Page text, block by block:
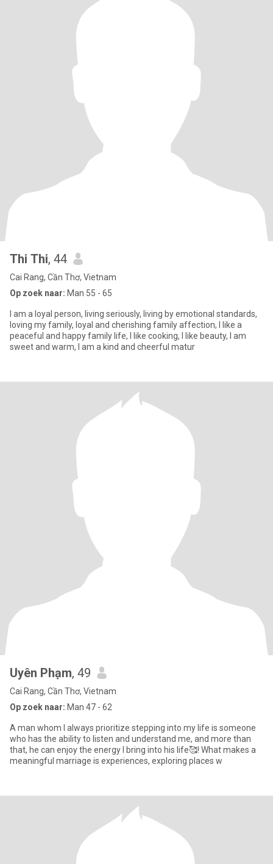
Thi Thi, 44
Cai Rang, Cần Thơ, Vietnam
Op zoek naar: Man 55 - 65
I am a loyal person, living seriously, living by emotional standards,
loving my family, loyal and cherishing family affection, I like a
peaceful and happy family life, I like cooking, I like beauty, I am
sweet and warm, I am a kind and cheerful matur
Uyên Phạm, 49
Cai Rang, Cần Thơ, Vietnam
Op zoek naar: Man 47 - 62
A man whom I always prioritize stepping into my life is someone
who has the ability to listen and understand me, and more than
that, he can enjoy the energy I bring into his life🥰! What makes a
meaningful marriage is experiences, exploring places w